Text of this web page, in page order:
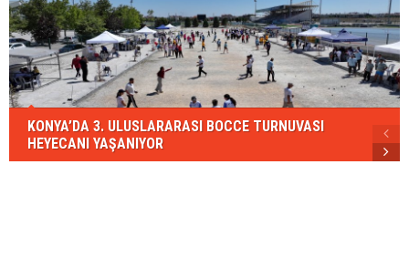
KONYA’DA 3. ULUSLARARASI BOCCE TURNUVASI
HEYECANI YAŞANIYOR